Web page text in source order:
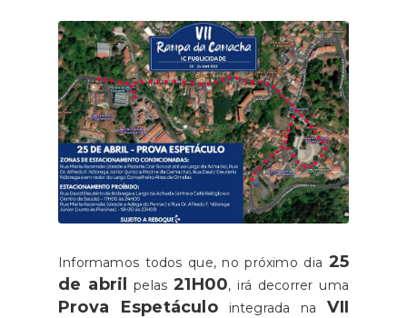
Informamos todos que, no próximo dia 25
de abril pelas21H00, irá decorrer uma
Prova Espetáculointegrada naVII